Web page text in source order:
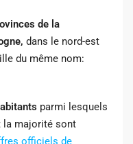
de la
dans le nord-est
du même nom:
parmi lesquels
la majorité sont
officiels de